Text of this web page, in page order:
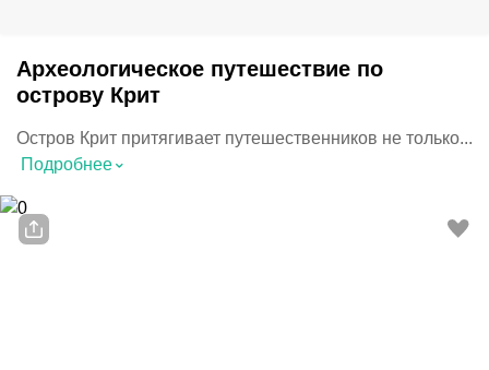
Археологическое путешествие по
острову Крит
Остров Крит притягивает путешественников не только...
Подробнее⌃